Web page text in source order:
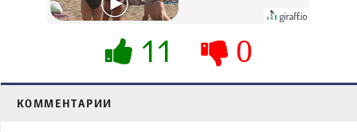
их не видят...
11 0
КОММЕНТАРИИ